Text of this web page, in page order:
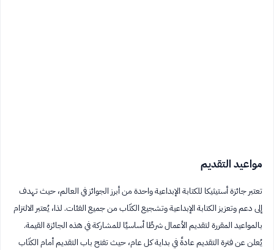
مواعيد التقديم
تعتبر جائزة أستيثيكا للكتابة الإبداعية واحدة من أبرز الجوائز في العالم، حيث تهدف
إلى دعم وتعزيز الكتابة الإبداعية وتشجيع الكتّاب من جميع الفئات. لذا، يُعتبر الالتزام
بالمواعيد المقررة لتقديم الأعمال شرطًا أساسيًا للمشاركة في هذه الجائزة القيمة.
يُعلن عن فترة التقديم عادةً في بداية كل عام، حيث تفتح باب التقديم أمام الكتّاب